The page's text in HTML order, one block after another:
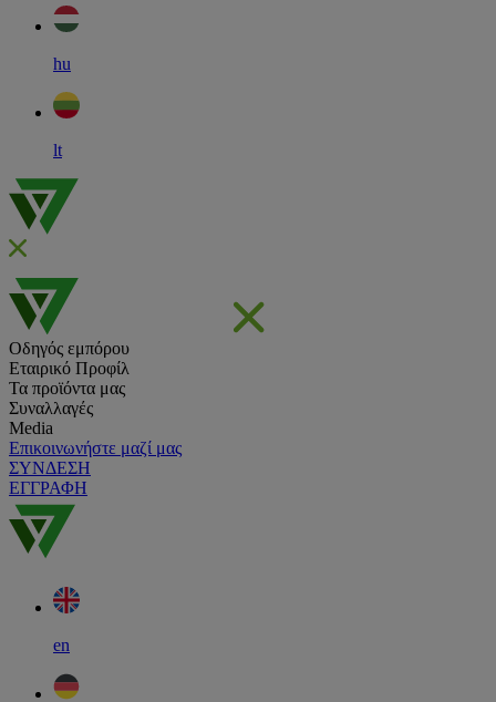
hu
lt
Οδηγός εμπόρου
Εταιρικό Προφίλ
Τα προϊόντα μας
Συναλλαγές
Media
Επικοινωνήστε μαζί μας
ΣΥΝΔΕΣΗ
ΕΓΓΡΑΦΗ
en